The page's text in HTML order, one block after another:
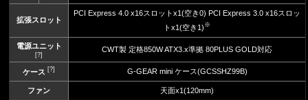
拡張スロット
PCI Express 4.0 x16スロットx1(空き0) PCI Express 3.0 x16スロッ
トx1(空き1) ※
電源ユニット
[?]
CWT製 定格850W ATX3.x準拠 80PLUS GOLD対応
ケース [?] G-GEAR mini ケース(GCSSHZ99B)
ファン 天面x1(120mm)